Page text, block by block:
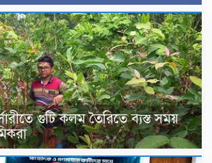
গুটি কলম তৈরিতে ব্যস্ত সময়